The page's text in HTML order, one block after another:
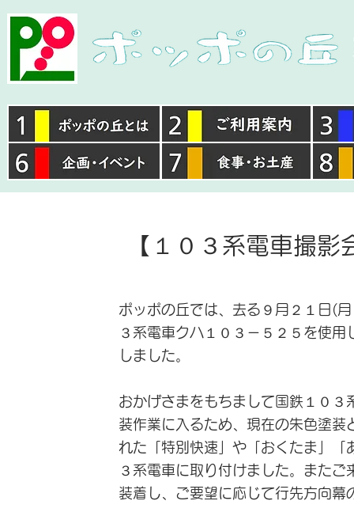
【１０３系電車撮
ポッポの丘では、去る９月２１日(
３系電車クハ１０３－５２５を使
しました。
おかげさまをもちまして国鉄１０
装作業に入るため、現在の朱色塗
れた「特別快速」や「おくたま」
３系電車に取り付けました。また
装着し、ご要望に応じて行先方向幕